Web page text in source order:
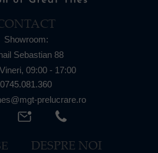
Showroom:
Sebastian 88
09:00 - 17:00
0745.081.360
prelucrare.ro
DESPRE NOI